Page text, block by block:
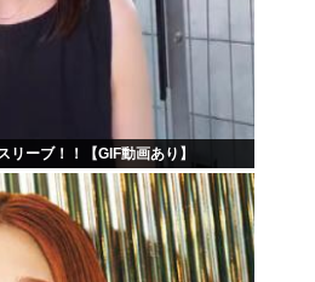
ーブ！！【GIF動画あり】